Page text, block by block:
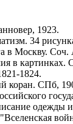
1923.
34
в Москву.
в
1824.
коран. СПб,
одежды